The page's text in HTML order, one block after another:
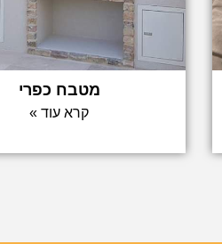
מטבח כפרי
קרא עוד »